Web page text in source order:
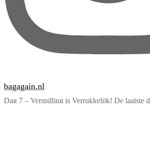
bagagain.nl
Dag 7 – Verspilling is Verrukkelijk! De laatste d